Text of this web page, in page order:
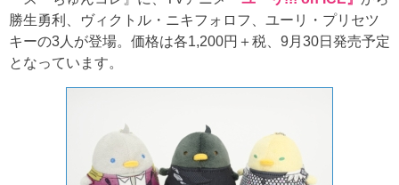
勝生勇利、ヴィクトル・ニキフォロフ、ユーリ・プリセツ
キーの3人が登場。価格は各1,200円＋税、9月30日発売予定
となっています。